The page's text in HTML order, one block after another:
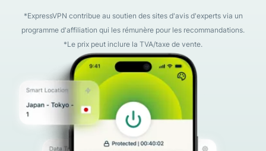
*ExpressVPN contribue au soutien des sites d'avis d'experts via un
programme d'affiliation qui les rémunère pour les recommandations.
*Le prix peut inclure la TVA/taxe de vente.